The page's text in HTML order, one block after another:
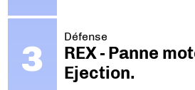
Défense
REX - Panne
Ejection.